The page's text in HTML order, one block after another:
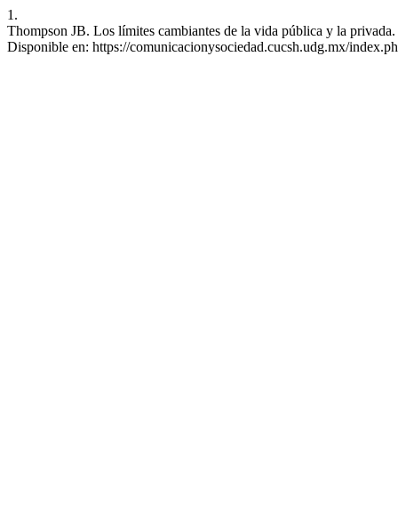
1.
Thompson JB. Los límites cambiantes de la vida pública y la
Disponible en: https://comunicacionysociedad.cucsh.udg.mx/